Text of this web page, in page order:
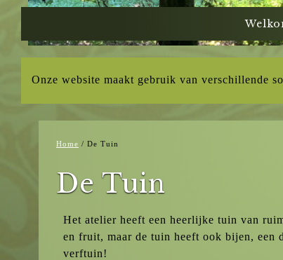
Onze website maakt gebruik van verschillende
Home / De Tuin
De Tuin
Het atelier heeft een heerlijke tuin van
en fruit, maar de tuin heeft ook bijen, een
verftuin!